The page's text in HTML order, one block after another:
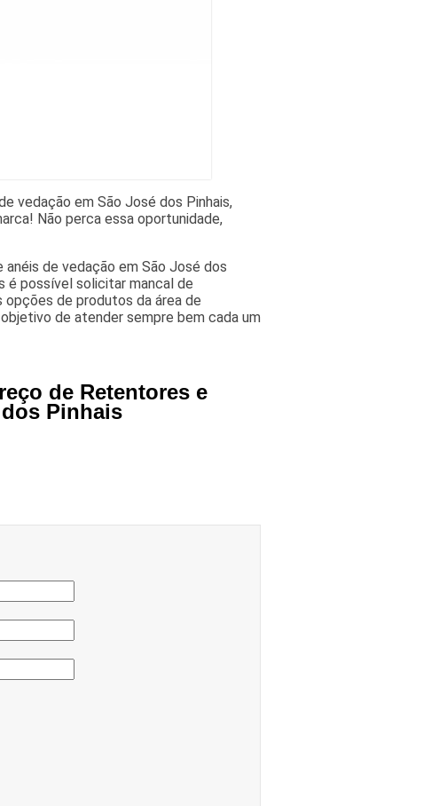
vedação em São José dos Pinhais,
Não perca essa oportunidade,
de vedação em São José dos
é possível solicitar mancal de
de produtos da área de
de atender sempre bem cada um
de Retentores e
Pinhais